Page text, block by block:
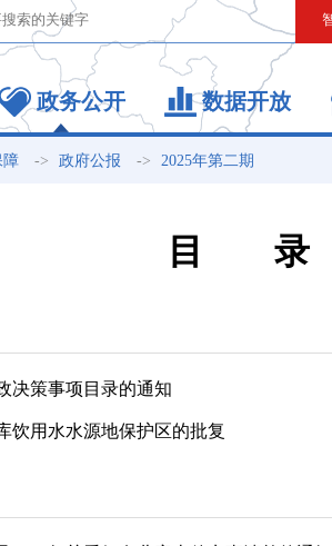
政务公开 数据开放
障 -> 政府公报 -> 2025年第二期
目 录
决策事项目录的通知
饮用水水源地保护区的批复